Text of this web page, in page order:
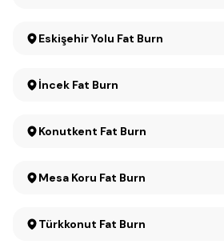
Eskişehir Yolu Fat Burn
İncek Fat Burn
Konutkent Fat Burn
Mesa Koru Fat Burn
Türkkonut Fat Burn